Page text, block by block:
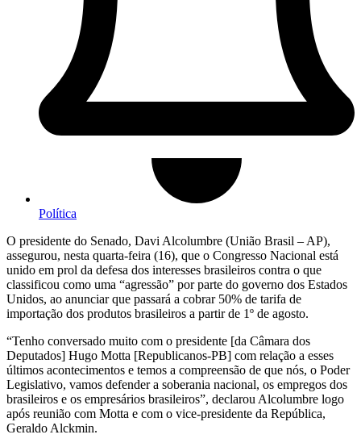
Política
O presidente do Senado, Davi Alcolumbre (União Brasil – AP),
assegurou, nesta quarta-feira (16), que o Congresso Nacional está
unido em prol da defesa dos interesses brasileiros contra o que
classificou como uma “agressão” por parte do governo dos Estados
Unidos, ao anunciar que passará a cobrar 50% de tarifa de
importação dos produtos brasileiros a partir de 1º de agosto.
“Tenho conversado muito com o presidente [da Câmara dos
Deputados] Hugo Motta [Republicanos-PB] com relação a esses
últimos acontecimentos e temos a compreensão de que nós, o Poder
Legislativo, vamos defender a soberania nacional, os empregos dos
brasileiros e os empresários brasileiros”, declarou Alcolumbre logo
após reunião com Motta e com o vice-presidente da República,
Geraldo Alckmin.